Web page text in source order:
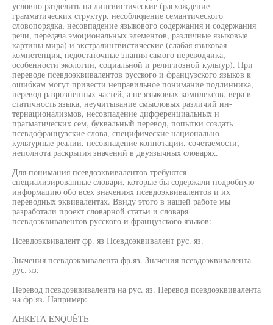
условно разделить на лингвистические (расхождение
грамматических структур, несоблюдение семантического
словопорядка, несовпадение языкового содержания и содержания
речи, передача эмоциональных элементов, различные языковые
картины мира) и экстралингвистические (слабая языковая
компетенция, недостаточные знания самого переводчика,
особенности экологии, социальной и религиозной культур). При
переводе псевдоэквивалентов русского и французского языков к
ошибкам могут привести неправильное понимание подлинника,
перевод разрозненных частей, а не языковых комплексов, вера в
статичность языка, неучитывание смысловых различий ин-
тернационализмов, несовпадение дифференциальных и
прагматических сем, буквальный перевод, попытки создать
псевдофранцузские слова, специфические национально-
культурные реалии, несовпадение коннотации, сочетаемости,
неполнота раскрытия значений в двуязычных словарях.
Для понимания псевдоэквивалентов требуются
специализированные словари, которые бы содержали подробную
информацию обо всех значениях псевдоэквивалентов и их
переводных эквивалентах. Ввиду этого в нашей работе мы
разработали проект словарной статьи и словаря
псевдоэквивалентов русского и французского языков:
Псевдоэквивалент фр. яз Псевдоэквивалент рус. яз.
Значения псевдоэквивалента фр.яз. Значения псевдоэквивалента
рус. яз.
Перевод псевдоэквивалента на рус. яз. Перевод псевдоэквивалента
на фр.яз. Например:
АНКЕТА ENQUÊTE